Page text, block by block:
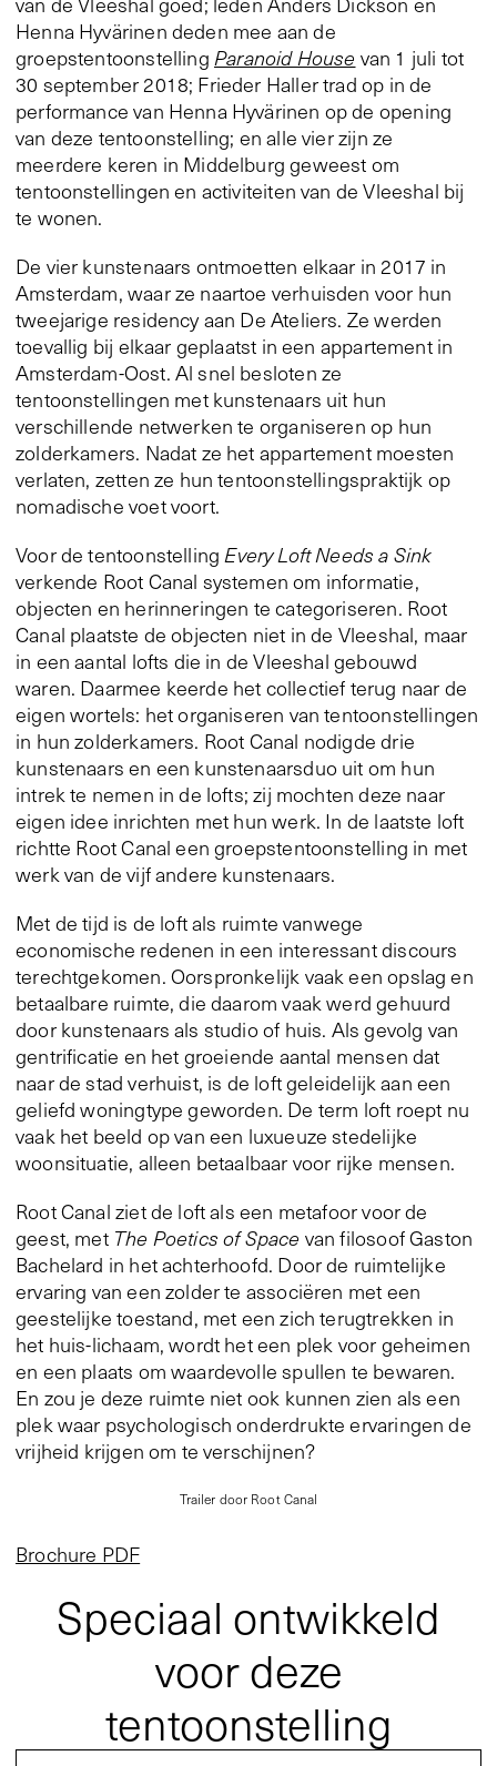
Henna Hyvärinen deden mee aan de
groepstentoonstelling Paranoid House van 1 juli tot
30 september 2018; Frieder Haller trad op in de
performance van Henna Hyvärinen op de opening
van deze tentoonstelling; en alle vier zijn ze
meerdere keren in Middelburg geweest om
tentoonstellingen en activiteiten van de Vleeshal bij
te wonen.
De vier kunstenaars ontmoetten elkaar in 2017 in
Amsterdam, waar ze naartoe verhuisden voor hun
tweejarige residency aan De Ateliers. Ze werden
toevallig bij elkaar geplaatst in een appartement in
Amsterdam-Oost. Al snel besloten ze
tentoonstellingen met kunstenaars uit hun
verschillende netwerken te organiseren op hun
zolderkamers. Nadat ze het appartement moesten
verlaten, zetten ze hun tentoonstellings­praktijk op
nomadische voet voort.
Voor de tentoonstellingEvery Loft Needs a Sink
verkende Root Canal systemen om informatie,
objecten en herinneringen te categoriseren. Root
Canal plaatste de objecten niet in de Vleeshal, maar
in een aantal lofts die in de Vleeshal gebouwd
waren. Daarmee keerde het collectief terug naar de
eigen wortels: het organiseren van tentoonstellingen
in hun zolderkamers. Root Canal nodigde drie
kunstenaars en een kunstenaarsduo uit om hun
intrek te nemen in de lofts; zij mochten deze naar
eigen idee inrichten met hun werk. In de laatste loft
richtte Root Canal een groepstentoonstelling in met
werk van de vijf andere kunstenaars.
Met de tijd is de loft als ruimte vanwege
economische redenen in een interessant discours
terechtgekomen. Oorspronkelijk vaak een opslag en
betaalbare ruimte, die daarom vaak werd gehuurd
door kunstenaars als studio of huis. Als gevolg van
gentrificatie en het groeiende aantal mensen dat
naar de stad verhuist, is de loft geleidelijk aan een
geliefd woningtype geworden. De term loft roept nu
vaak het beeld op van een luxueuze stedelijke
woonsituatie, alleen betaalbaar voor rijke mensen.
Root Canal ziet de loft als een metafoor voor de
geest, met The Poetics of Space van filosoof Gaston
Bachelard in het achterhoofd. Door de ruimtelijke
ervaring van een zolder te associëren met een
geestelijke toestand, met een zich terugtrekken in
het ­huis-lichaam, wordt het een plek voor geheimen
en een plaats om waardevolle spullen te bewaren.
En zou je deze ruimte niet ook kunnen zien als een
plek waar psychologisch onderdrukte ervaringen de
vrijheid krijgen om te verschijnen?
Trailer door Root Canal
Brochure PDF
Speciaal ontwikkeld
voor deze
tentoonstelling